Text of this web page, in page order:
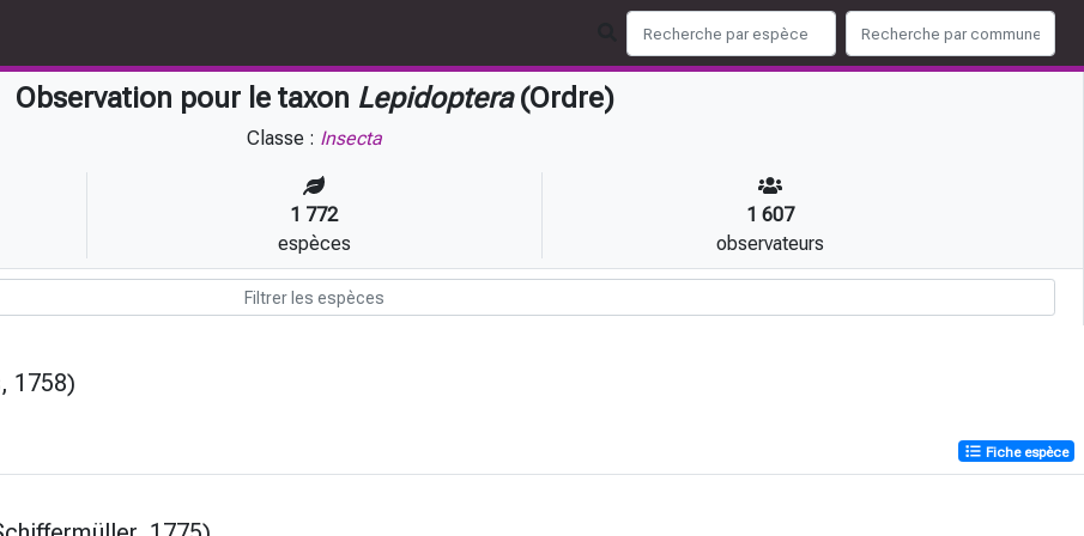
Observation pour le taxon Lepidoptera(Ordre)
Classe : Insecta
1 772
espèces
1 607
observateurs
1758)
Fiche espèce